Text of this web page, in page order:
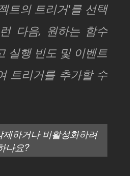
트의 트리거'를 선택
다음, 원하는 함수
실행 빈도 및 이벤트
트리거를 추가할 수
제하거나 비활성화하려
나요?